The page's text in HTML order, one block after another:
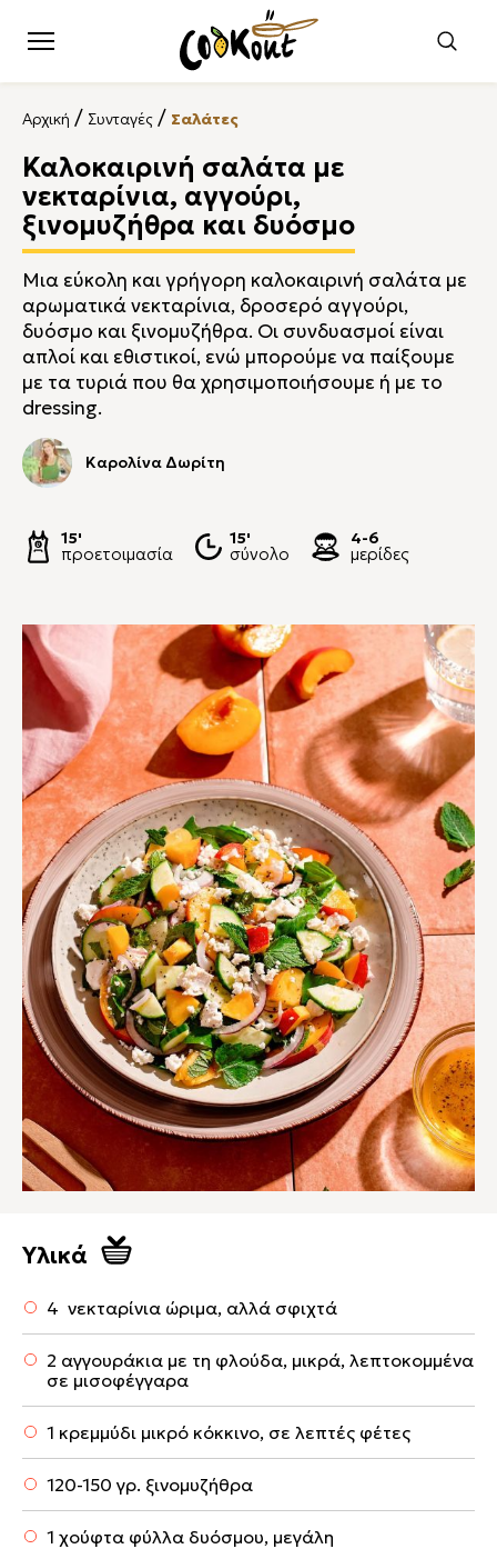
Αρχική / Συνταγές / Σαλάτες
Καλοκαιρινή σαλάτα με
νεκταρίνια, αγγούρι,
ξινομυζήθρα και δυόσμο
Μια εύκολη και γρήγορη καλοκαιρινή σαλάτα με
αρωματικά νεκταρίνια, δροσερό αγγούρι,
δυόσμο και ξινομυζήθρα. Οι συνδυασμοί είναι
απλοί και εθιστικοί, ενώ μπορούμε να παίξουμε
με τα τυριά που θα χρησιμοποιήσουμε ή με το
dressing.
Καρολίνα Δωρίτη
15'
προετοιμασία
15'
σύνολο
4-6
μερίδες
Υλικά
4 νεκταρίνια ώριμα, αλλά σφιχτά
2 αγγουράκια με τη φλούδα, μικρά, λεπτοκομμένα
σε μισοφέγγαρα
1 κρεμμύδι μικρό κόκκινο, σε λεπτές φέτες
120-150 γρ. ξινομυζήθρα
1 χούφτα φύλλα δυόσμου, μεγάλη